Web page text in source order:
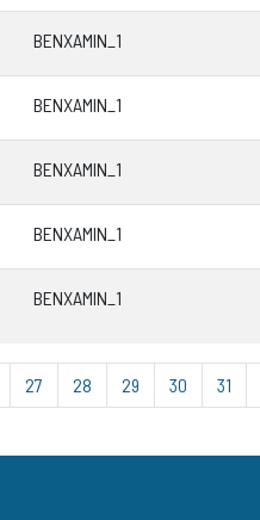
BENXAMIN_1
BENXAMIN_1
BENXAMIN_1
BENXAMIN_1
BENXAMIN_1
27 28 29 30 31